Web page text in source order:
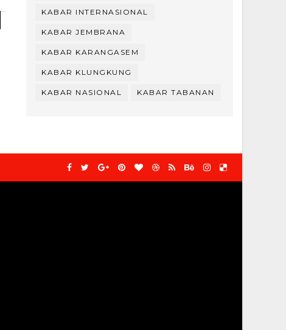
KABAR INTERNASIONAL
KABAR JEMBRANA
KABAR KARANGASEM
KABAR KLUNGKUNG
KABAR NASIONAL KABAR TABANAN